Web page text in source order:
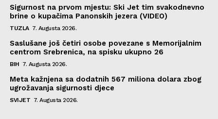
Sigurnost na prvom mjestu: Ski Jet tim svakodnevno
brine o kupačima Panonskih jezera (VIDEO)
TUZLA 7. Augusta 2026.
Saslušane još četiri osobe povezane s Memorijalnim
centrom Srebrenica, na spisku ukupno 26
BIH 7. Augusta 2026.
Meta kažnjena sa dodatnih 567 miliona dolara zbog
ugrožavanja sigurnosti djece
SVIJET 7. Augusta 2026.